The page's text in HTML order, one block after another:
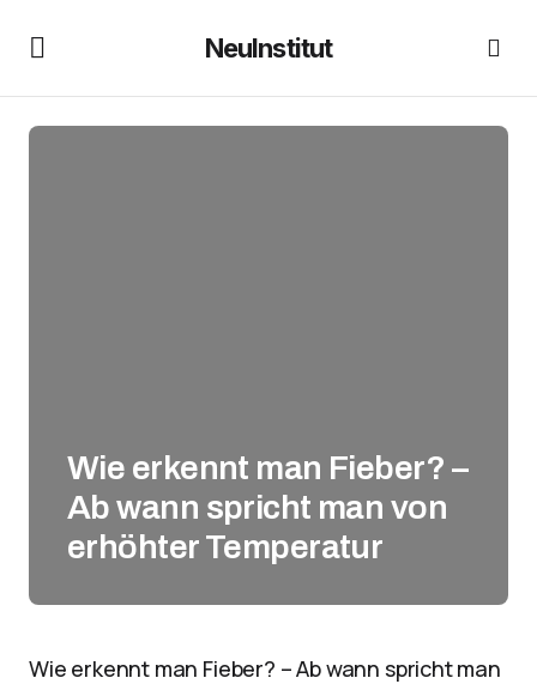
NeuInstitut
Wie erkennt man Fieber? –
Ab wann spricht man von
erhöhter Temperatur
Wie erkennt man Fieber? – Ab wann spricht man